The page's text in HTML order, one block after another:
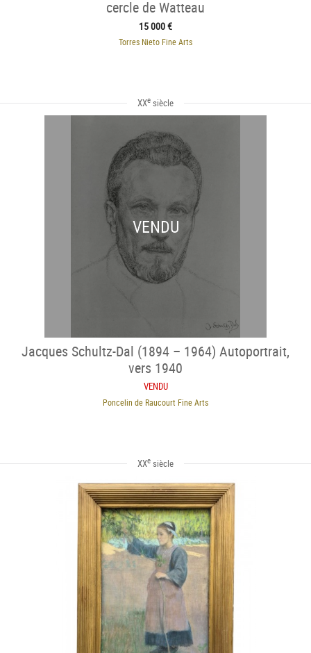
cercle de Watteau
15 000 €
Torres Nieto Fine Arts
XXe siècle
VENDU
Jacques Schultz-Dal (1894 – 1964) Autoportrait,
vers 1940
VENDU
Poncelin de Raucourt Fine Arts
XXe siècle